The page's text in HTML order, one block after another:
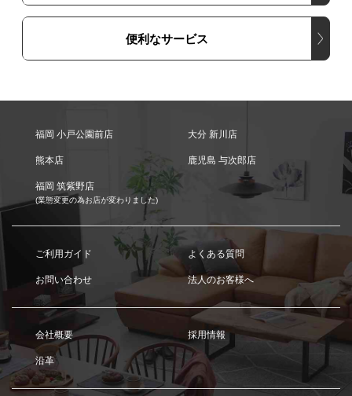
便利なサービス
福岡 小戸公園前店 大分 新川店
熊本店 鹿児島 与次郎店
福岡 筑紫野店
(業態変更の為お店が変わりました)
ご利用ガイド よくある質問
お問い合わせ 法人のお客様へ
会社概要 採用情報
沿革